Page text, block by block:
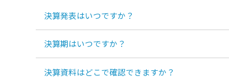
決算発表はいつですか？
決算期はいつですか？
決算資料はどこで確認できますか？